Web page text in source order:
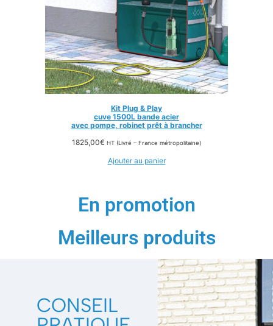
Kit Plug & Play
cuve 1500L bande acier
avec pompe, robinet prêt à brancher
1825,00€ HT (Livré – France métropolitaine)
Ajouter au panier
En promotion
Meilleurs produits
CONSEIL